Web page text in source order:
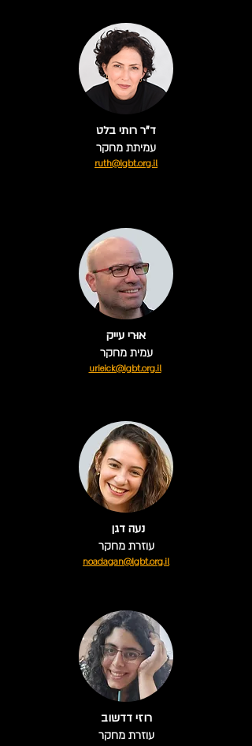
ד"ר רותי בלט
עמיתת מחקר
ruth@lgbt.org.il
אוּרי עייק
עמית מחקר
urieick@lgbt.org.il
נעה דגן
עוזרת מחקר
noadagan@lgbt.org.il
רוזי דדשוב
עוזרת מחקר